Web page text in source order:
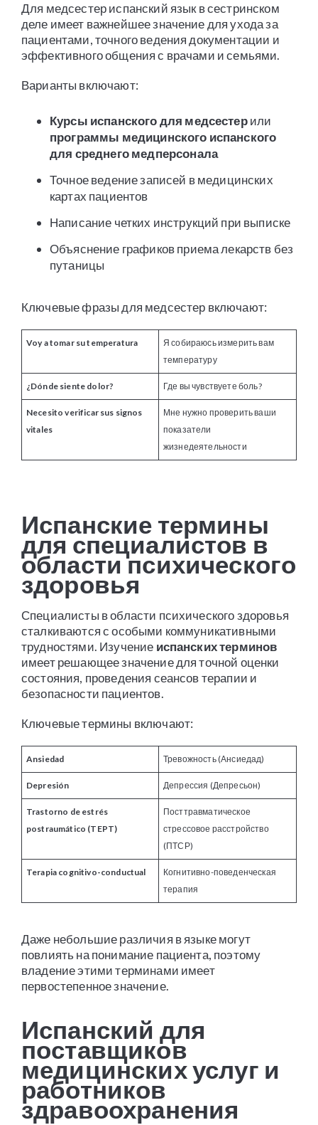
Для медсестер испанский язык в сестринском
деле имеет важнейшее значение для ухода за
пациентами, точного ведения документации и
эффективного общения с врачами и семьями.
Варианты включают:
Курсы испанского для медсестерили
программы медицинского испанского
для среднего медперсонала
Точное ведение записей в медицинских
картах пациентов
Написание четких инструкций при выписке
Объяснение графиков приема лекарств без
путаницы
Ключевые фразы для медсестер включают:
Voy a tomar su temperatura
Я собираюсь измерить вам
температуру
¿Dónde siente dolor? Где вы чувствуете боль?
Necesito verificar sus signos
vitales
Мне нужно проверить ваши
показатели
жизнедеятельности
Испанские термины
для специалистов в
области психического
здоровья
Специалисты в области психического здоровья
сталкиваются с особыми коммуникативными
трудностями. Изучение испанских терминов
имеет решающее значение для точной оценки
состояния, проведения сеансов терапии и
безопасности пациентов.
Ключевые термины включают:
Ansiedad Тревожность (Ансиедад)
Depresión Депрессия (Депресьон)
Trastorno de estrés
postraumático (TEPT)
Посттравматическое
стрессовое расстройство
(ПТСР)
Terapia cognitivo-conductual
Когнитивно-поведенческая
терапия
Даже небольшие различия в языке могут
повлиять на понимание пациента, поэтому
владение этими терминами имеет
первостепенное значение.
Испанский для
поставщиков
медицинских услуг и
работников
здравоохранения